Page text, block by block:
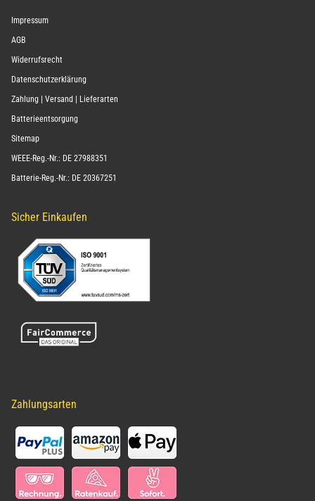
Impressum
AGB
Widerrufsrecht
Datenschutzerklärung
Zahlung | Versand | Lieferarten
Batterieentsorgung
Sitemap
WEEE-Reg.-Nr.: DE 27988351
Batterie-Reg.-Nr.: DE 20367251
Sicher Einkaufen
Zahlungsarten